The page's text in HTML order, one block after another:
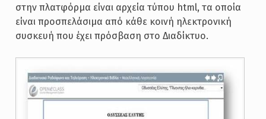
στην πλατφόρμα είναι αρχεία τύπου html, τα οποία
είναι προσπελάσιμα από κάθε κοινή ηλεκτρονική
συσκευή που έχει πρόσβαση στο Διαδίκτυο.